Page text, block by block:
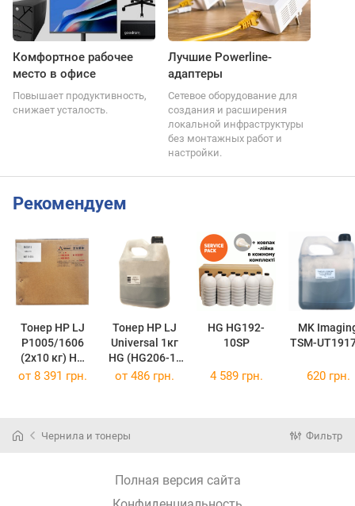
Комфортное рабочее
место в офисе
Повышает продуктивность,
снижает усталость.
Лучшие Powerline-
адаптеры
Сетевое оборудование для
создания и расширения
локальной инфраструктуры
без монтажных работ и
настройки.
Рекомендуем
Тонер HP LJ
P1005/1606
(2x10 кг) HG
HG361-20
Тонер HP LJ
Universal 1кг
HG (HG206-1)
HG206-1
HG HG192-
10SP
MK
TSM-
от 8 391 грн. от 486 грн. 4 589 грн. 620 грн.
Чернила и тонеры Фильтр
Полная версия сайта